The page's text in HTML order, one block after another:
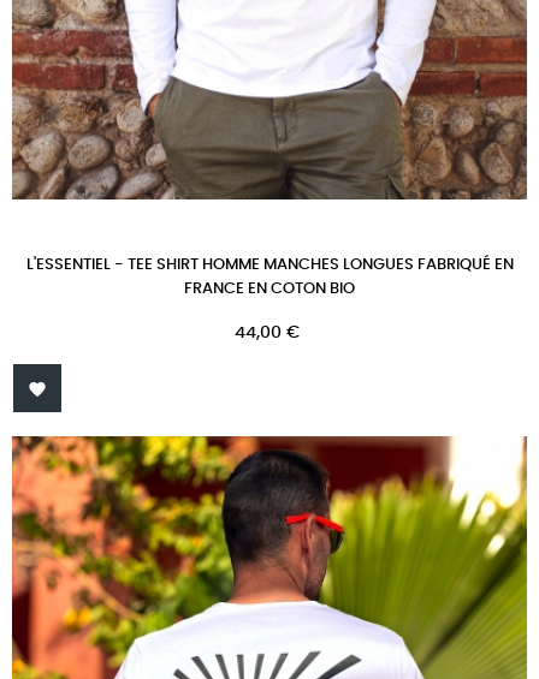
L'ESSENTIEL - TEE SHIRT HOMME MANCHES LONGUES FABRIQUÉ EN
FRANCE EN COTON BIO
Prix
44,00 €
